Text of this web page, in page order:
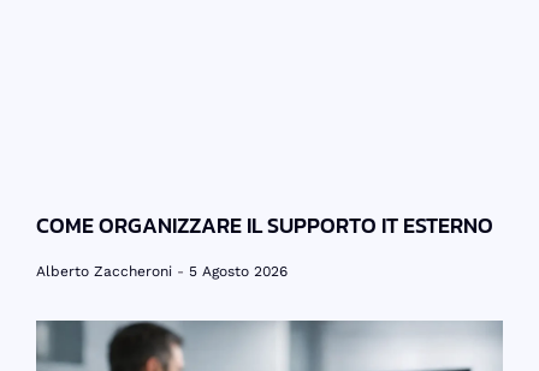
COME ORGANIZZARE IL SUPPORTO IT ESTERNO
Alberto Zaccheroni 5 Agosto 2026